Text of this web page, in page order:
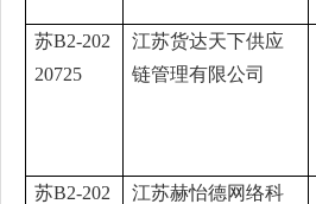
苏B2-202
20725
江苏货达天下供应
链管理有限公司
苏B2-202
江苏赫怡德网络科